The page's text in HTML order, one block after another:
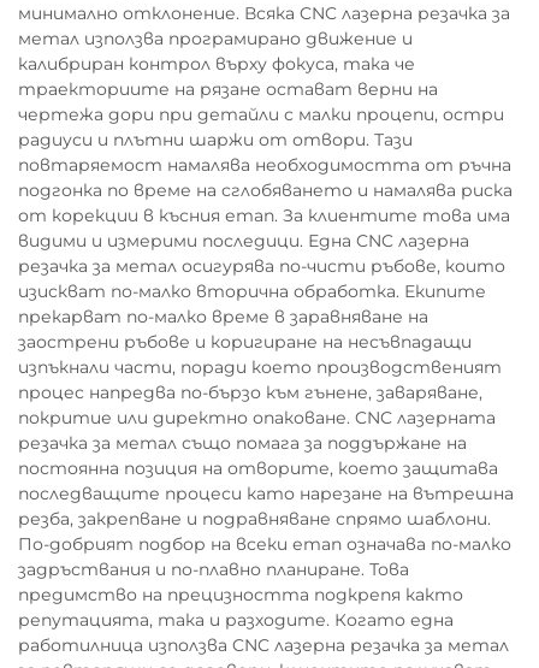
минимално отклонение. Всяка CNC лазерна резачка за
метал използва програмирано движение и
калибриран контрол върху фокуса, така че
траекториите на рязане остават верни на
чертежа дори при детайли с малки процепи, остри
радиуси и плътни шаржи от отвори. Тази
повтаряемост намалява необходимостта от ръчна
подгонка по време на сглобяването и намалява риска
от корекции в късния етап. За клиентите това има
видими и измерими последици. Една CNC лазерна
резачка за метал осигурява по-чисти ръбове, които
изискват по-малко вторична обработка. Екипите
прекарват по-малко време в заравняване на
заострени ръбове и коригиране на несъвпадащи
изпъкнали части, поради което производственият
процес напредва по-бързо към гънене, заваряване,
покритие или директно опаковане. CNC лазерната
резачка за метал също помага за поддържане на
постоянна позиция на отворите, което защитава
последващите процеси като нарезане на вътрешна
резба, закрепване и подравняване спрямо шаблони.
По-добрият подбор на всеки етап означава по-малко
задръствания и по-плавно планиране. Това
предимство на прецизността подкрепя както
репутацията, така и разходите. Когато една
работилница използва CNC лазерна резачка за метал